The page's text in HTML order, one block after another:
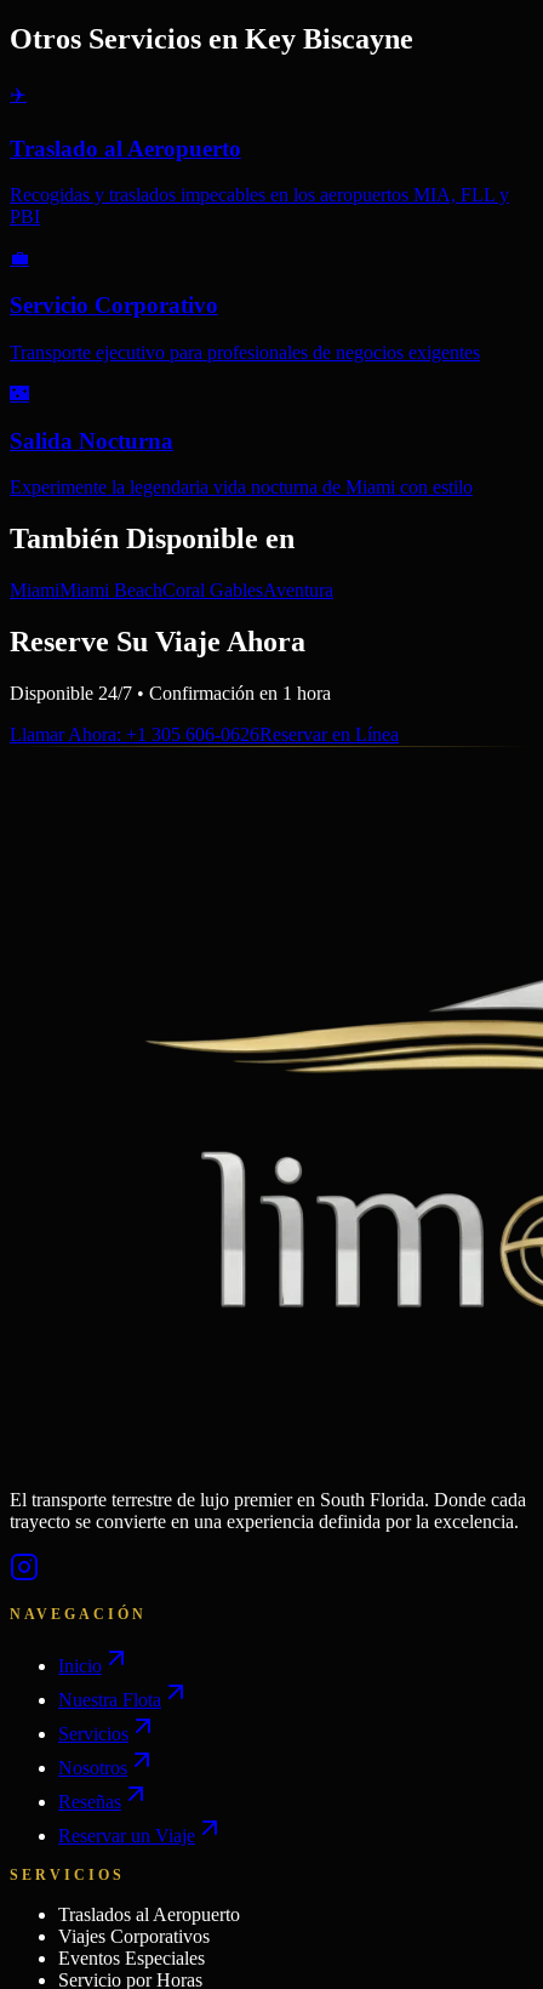
Otros Servicios en Key Biscayne
✈️
Traslado al Aeropuerto
Recogidas y traslados impecables en los aeropuertos MIA, FLL y
PBI
💼
Servicio Corporativo
Transporte ejecutivo para profesionales de negocios exigentes
🌃
Salida Nocturna
Experimente la legendaria vida nocturna de Miami con estilo
También Disponible en
MiamiMiami BeachCoral GablesAventura
Reserve Su Viaje Ahora
Disponible 24/7 • Confirmación en 1 hora
Llamar Ahora: +1 305 606-0626Reservar en Línea
El transporte terrestre de lujo premier en South Florida. Donde cada
trayecto se convierte en una experiencia definida por la excelencia.
NAVEGACIÓN
Inicio
Nuestra Flota
Servicios
Nosotros
Reseñas
Reservar un Viaje
SERVICIOS
Traslados al Aeropuerto
Viajes Corporativos
Eventos Especiales
Servicio por Horas